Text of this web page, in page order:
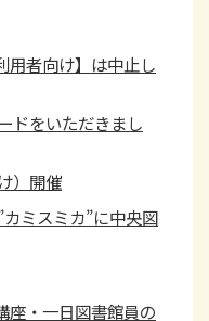
用者向け】は中止し
ドをいただきまし
）開催
ミスミカ”に中央図
座・一日図書館員の